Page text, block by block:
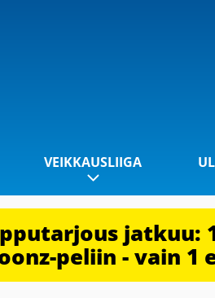
VEIKKAUSLIIGA
jatkuu:
peliin - vain 1